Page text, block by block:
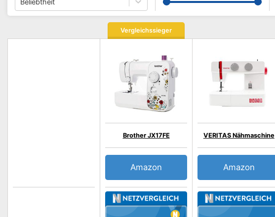
Vergleichssieger
Brother JX17FE
Amazon
VERITAS Nähmaschine
Amazon